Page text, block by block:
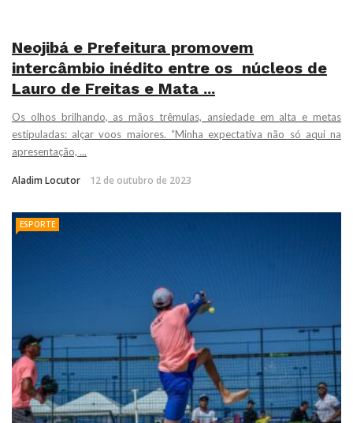
Neojibá e Prefeitura promovem
intercâmbio inédito entre os núcleos de
Lauro de Freitas e Mata ...
Os olhos brilhando, as mãos trêmulas, ansiedade em alta e metas
estipuladas: alçar voos maiores. “Minha expectativa não só aqui na
apresentação, ...
Aladim Locutor 12 de outubro de 2023
ESPORTE